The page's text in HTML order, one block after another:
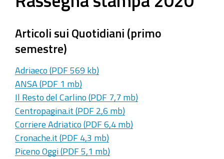
Articoli sui Quotidiani (primo
semestre)
Adriaeco (PDF 569 kb)
ANSA (PDF 1 mb)
Il Resto del Carlino (PDF 7,7 mb)
Centropagina.it (PDF 2,6 mb)
Corriere Adriatico (PDF 6,4 mb)
Cronache.it (PDF 4,3 mb)
Piceno Oggi (PDF 5,1 mb)